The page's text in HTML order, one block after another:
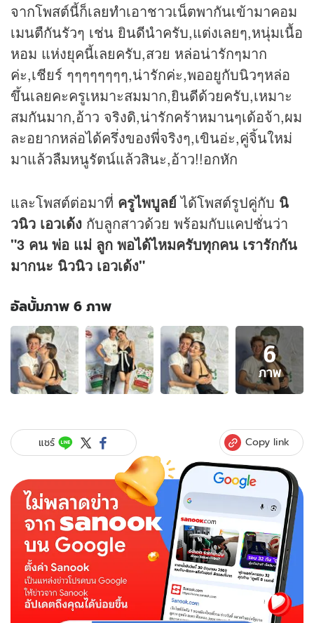
จากโพสต์นี้ก็เลยทำเอาชาวเน็ตพากันเข้ามาคอม
เมนตืกันรัวๆ เช่น ยินดีนำครับ,แต่งเลยๆ,หนุ่มเนื้อ
หอม แห่งยุคนี้เลยครับ,สวย หล่อน่ารักๆมาก
ค่ะ,เชียร์ ๆๆๆๆๆๆๆๆ,น่ารักค่ะ,พออยูกับนิวๆหล่อ
ขึ้นเลยคะครูเหมาะสมมาก,ยินดีด้วยครับ,เหมาะ
สมกันมาก,อ้าว จริงดิ,น่ารักคร้าหมานๆเด้อจ้า,ผม
ละอยากหล่อได้ครึ่งของพี่จริงๆ,เขินอ่ะ,คู่จิ้นใหม่
มาแล้วลืมหนูรัตน์แล้วสินะ,อ้าว!!อกหัก
และโพสต์ต่อมาที่ ครูไพบูลย์ได้โพสต์รูปคู่กับ นิ
วนิว เอวเด้ง กับลูกสาวด้วย พร้อมกับแคปชั่นว่า
"3 คน พ่อ แม่ ลูก พอได้ไหมครับทุกคน เรารักกัน
มากนะ นิวนิว เอวเด้ง"
อัลบั้มภาพ 6 ภาพ
อัลบั้ม
ภาพ
6
ภาพ
ของ
"ครู
ไพบูลย์"
ช็อต
หวาน
วนิว
เอว
เด้ง"
หอม
แก้ม
ฟอด
6
ภาพ
แชร์ Copy link